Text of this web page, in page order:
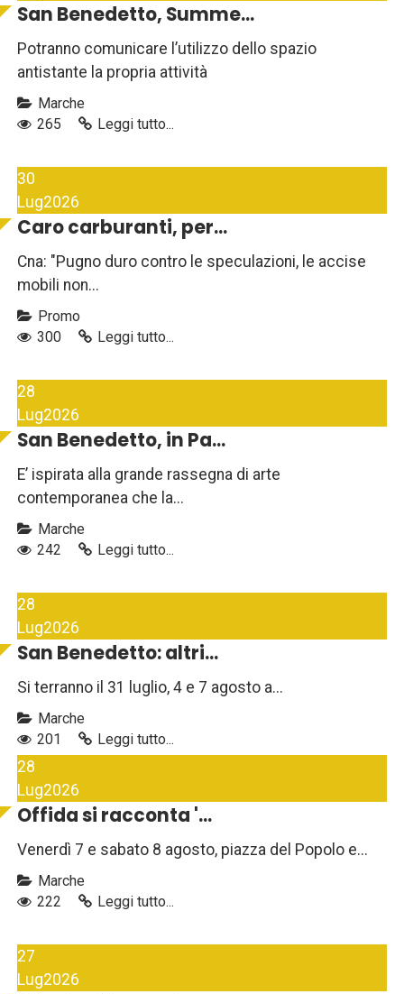
San Benedetto, Summe...
Potranno comunicare l’utilizzo dello spazio
antistante la propria attività
Marche
265
Leggi tutto...
30
Lug2026
Caro carburanti, per...
Cna: "Pugno duro contro le speculazioni, le accise
mobili non...
Promo
300
Leggi tutto...
28
Lug2026
San Benedetto, in Pa...
E’ ispirata alla grande rassegna di arte
contemporanea che la...
Marche
242
Leggi tutto...
28
Lug2026
San Benedetto: altri...
Si terranno il 31 luglio, 4 e 7 agosto a...
Marche
201
Leggi tutto...
28
Lug2026
Offida si racconta '...
Venerdì 7 e sabato 8 agosto, piazza del Popolo e...
Marche
222
Leggi tutto...
27
Lug2026